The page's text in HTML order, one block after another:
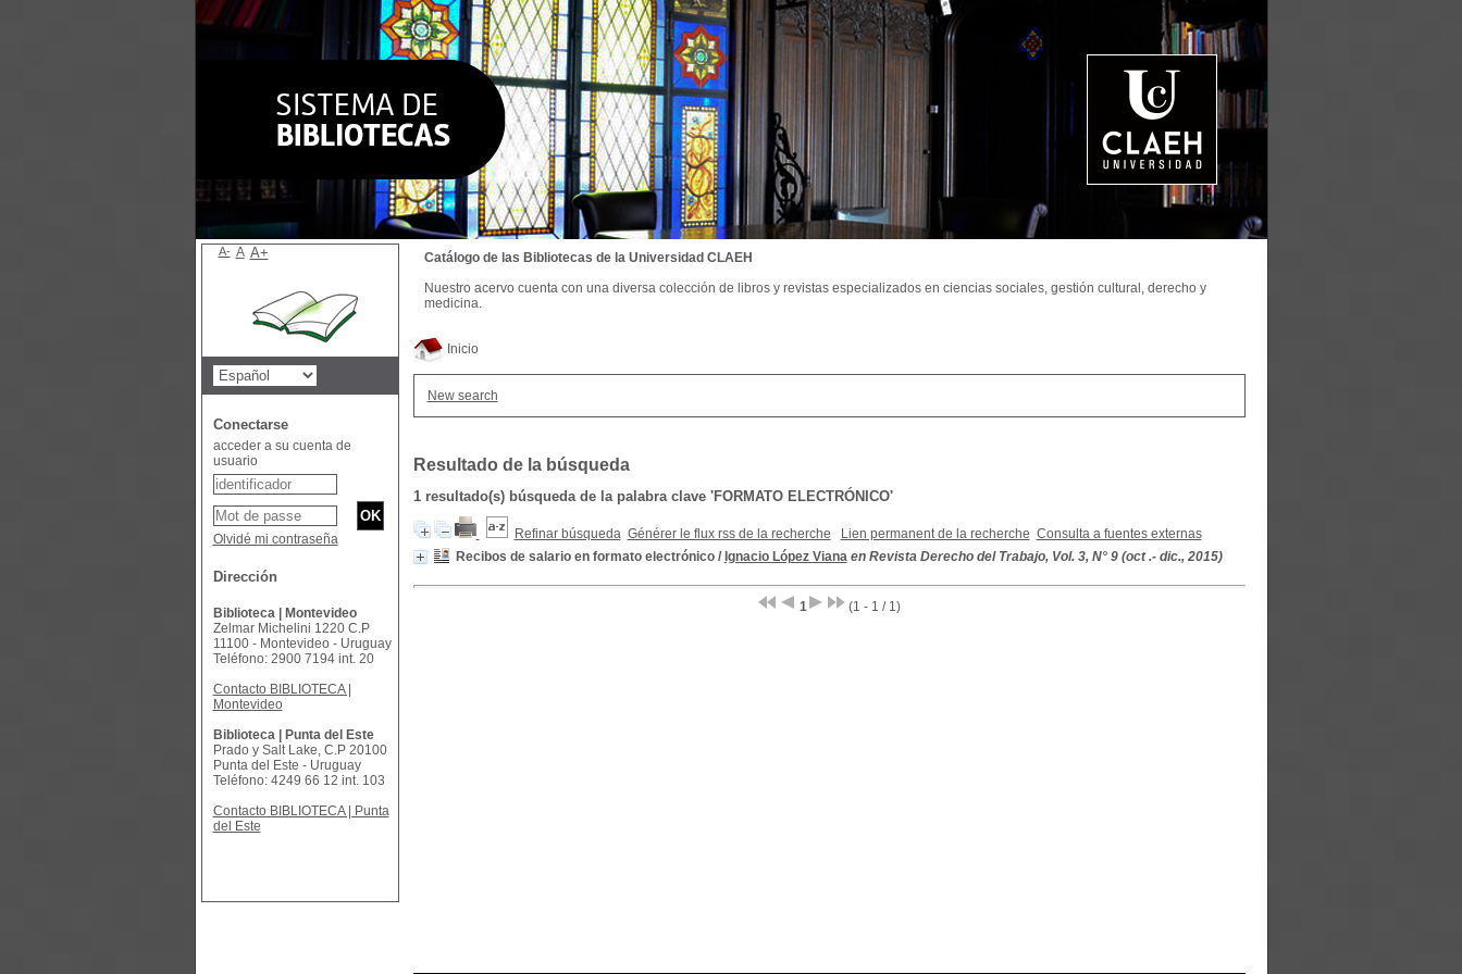
Inicio
New search
Resultado de la búsqueda
1 resultado(s) búsqueda de la palabra clave 'FORMATO ELECTRÓNICO'
Refinar búsqueda Générer le flux rss de la recherche Lien permanent de la recherche Consulta a fuentes externas
Recibos de salario en formato electrónico/ Ignacio López Viana en Revista Derecho del Trabajo, Vol. 3, N° 9 (oct .- dic., 2015)
1 (1 - 1 / 1)
Catálogo de las Bibliotecas de la Universidad CLAEH
Nuestro acervo cuenta con una diversa colección de libros y revistas especializados en ciencias sociales, gestión cultural, derecho y
medicina.
A- A A+
Conectarse
acceder a su cuenta de
usuario
Olvidé mi contraseña
Dirección
Biblioteca | Montevideo
Zelmar Michelini 1220 C.P
11100 - Montevideo - Uruguay
Teléfono: 2900 7194 int. 20
Contacto BIBLIOTECA |
Montevideo
Biblioteca | Punta del Este
Prado y Salt Lake, C.P 20100
Punta del Este - Uruguay
Teléfono: 4249 66 12 int. 103
Contacto BIBLIOTECA | Punta
del Este